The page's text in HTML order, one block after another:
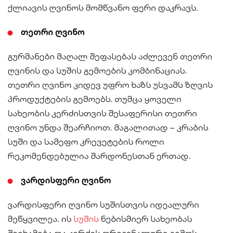
ქლიავის ღვინოს მომწვანო ფერი დაკრავს.
თეთრი ღვინო
გურმანები მაღალ შეფასებას აძლევენ თეთრი
ღვინის და სუშის გემოების კომბინაციას.
თეთრი ღვინო კიდევ უფრო ხაზს უსვამს ზღვის
პროდუქტების გემოებს. თუმცა ყოველი
სახეობის კერძისთვის შესაფერისი თეთრი
ღვინო უნდა შეარჩიოთ. მაგალითად – კრაბის
სუში და სამეფო კრევეტების როლი
რეკომენდებულია შარდონესთან ერთად.
ვარდისფერი ღვინო
ვარდისფერი ღვინო სუშისთვის იდეალური
მეწყვილეა. ის სუშის ნებისმიერ სახეობას